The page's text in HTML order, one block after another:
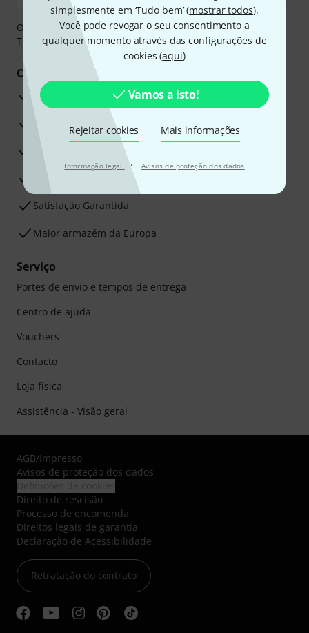
simplesmente em ‘Tudo bem’ (mostrar todos).
Você pode revogar o seu consentimento a
qualquer momento através das configurações de
cookies (aqui)
Vamos a isto!
Rejeitar cookies Mais informações
Informação legal · Avisos de proteção dos dados
O pagamento pode ser feito de forma segura através de
Transferência bancária, PayPal ou Cartão de crédito.
Os seus benefícios
Garantia Thomann de 3 anos
30 dias de garantia de dinheiro de volta
Assistência de Reparação
Conselhos dos nossos especialistas
Satisfação Garantida
Maior armazém da Europa
Serviço
Portes de envio e tempos de entrega
Centro de ajuda
Vouchers
Contacto
Loja física
Assistência - Visão geral
AGB/Impresso
Avisos de proteção dos dados
Direito de rescisão
Processo de encomenda
Direitos legais de garantia
Declaração de Acessibilidade
Retratação do contrato